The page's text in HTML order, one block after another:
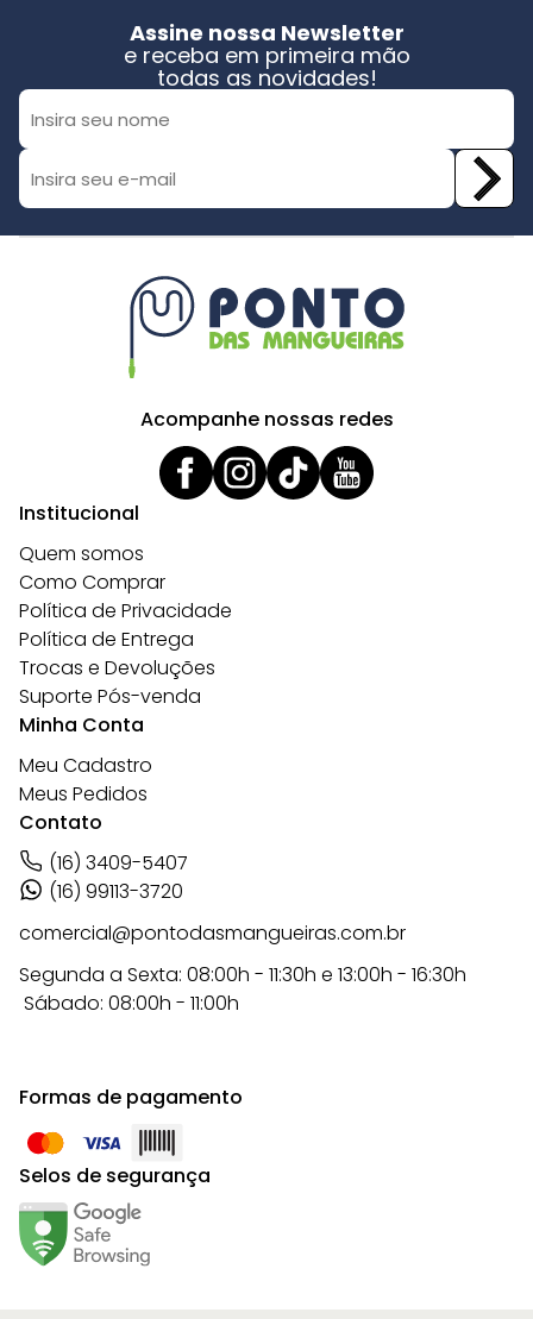
Assine nossa Newsletter
e receba em primeira mão
todas as novidades!
Acompanhe nossas redes
Institucional
Quem somos
Como Comprar
Política de Privacidade
Política de Entrega
Trocas e Devoluções
Suporte Pós-venda
Minha Conta
Meu Cadastro
Meus Pedidos
Contato
(16) 3409-5407
(16) 99113-3720
comercial@pontodasmangueiras.com.br
Segunda a Sexta: 08:00h - 11:30h e 13:00h - 16:30h
Sábado: 08:00h - 11:00h
Formas de pagamento
Selos de segurança